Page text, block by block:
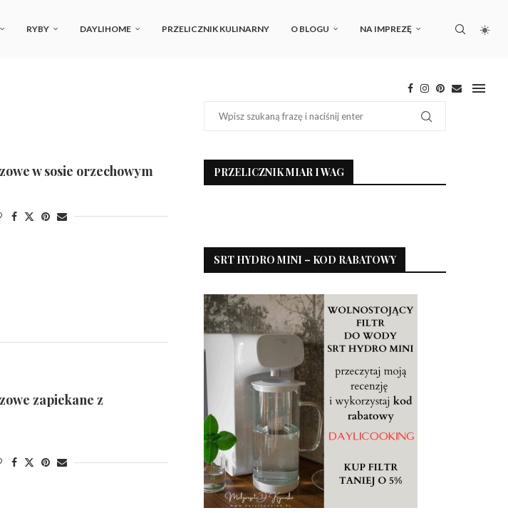
RYBY DAYLIHOME PRZELICZNIK KULINARNY O BLOGU NA IMPREZĘ
w sosie orzechowym
zapiekane z
PRZELICZNIK MIAR I WAG
SRT HYDRO MINI – KOD RABATOWY